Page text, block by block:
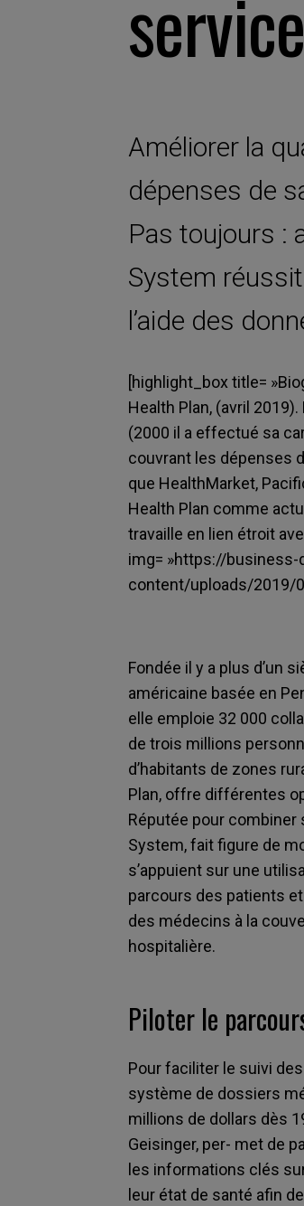
Améliorer la
dépenses de
Pas toujours :
System
l’aide des
[highlight_box title=
Health Plan, (avril
(2000 il a effectué sa
couvrant les dépenses
que HealthMarket,
Health Plan comme
travaille en lien étroit
img= »https://
content/uploads/2019/
Fondée il y a plus d’un
américaine basée en
elle emploie 32 000
de trois millions
d’habitants de zones
Plan, offre différentes
Réputée pour
System, fait figure de
s’appuient sur une
parcours des patients
des médecins à la
hospitalière.
Piloter le
Pour faciliter le suivi des
système de dossiers
millions de dollars dès
Geisinger, per- met de
les informations clés
leur état de santé afin